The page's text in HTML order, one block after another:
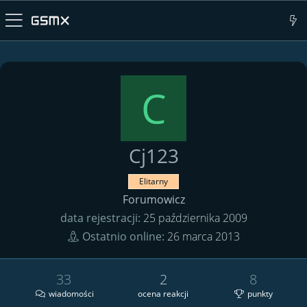
C
Cj123
Elitarny
Forumowicz
data rejestracji 25 października 2009
Ostatnio online 26 marca 2013
wiadomości
33
ocena reakcji
2
punkty
8